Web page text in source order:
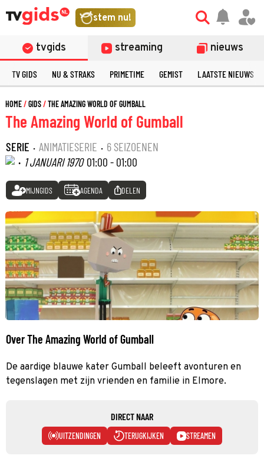
stem nu!
tvgids streaming nieuws
TV GIDS NU & STRAKS PRIMETIME GEMIST LAATSTE NIEUWS
HOME GIDS THE AMAZING WORLD OF GUMBALL
The Amazing World of Gumball
SERIE · ANIMATIESERIE · 6 SEIZOENEN
· 1 JANUARI 1970 01:00 - 01:00
MIJNGIDS AGENDA DELEN
Over The Amazing World of Gumball
De aardige blauwe kater Gumball beleeft avonturen en
tegenslagen met zijn vrienden en familie in Elmore.
DIRECT NAAR
UITZENDINGEN TERUGKIJKEN STREAMEN